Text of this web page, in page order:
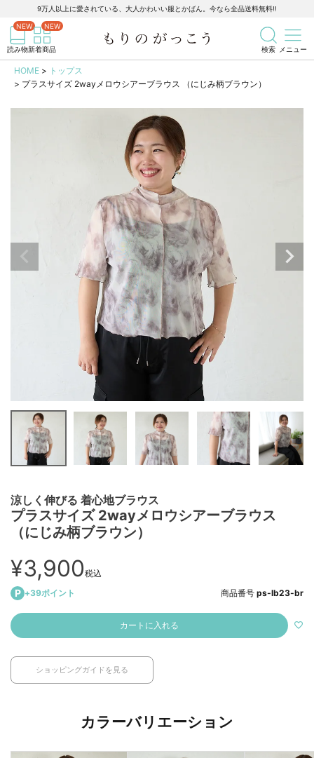
9万人以上に愛されている、大人かわいい服とかばん。今なら全品送料無料!!
読み物新着商品 検索 メニュー
商品を検索 記事を検索
HOME
トップス
プラスサイズ 2wayメロウシアーブラウス （にじみ柄ブラウン）
涼しく伸びる 着心地ブラウス
プラスサイズ 2wayメロウシアーブラウス
（にじみ柄ブラウン）
¥3,900税込
+39ポイント 商品番号 ps-lb23-br
カートに入れる
ショッピングガイドを見る
カラーバリエーション